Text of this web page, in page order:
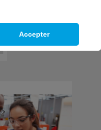
Accepter